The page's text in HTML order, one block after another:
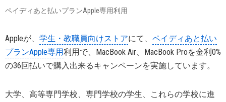
ペイディあと払いプランApple専用利用
Appleが、 学生・教職員向けストアにて、 ペイディあと払い
プランApple専用利用で、MacBook Air、MacBook Proを金利0%
の36回払いで購入出来るキャンペーンを実施しています。
大学、高等専門学校、専門学校の学生、これらの学校に進